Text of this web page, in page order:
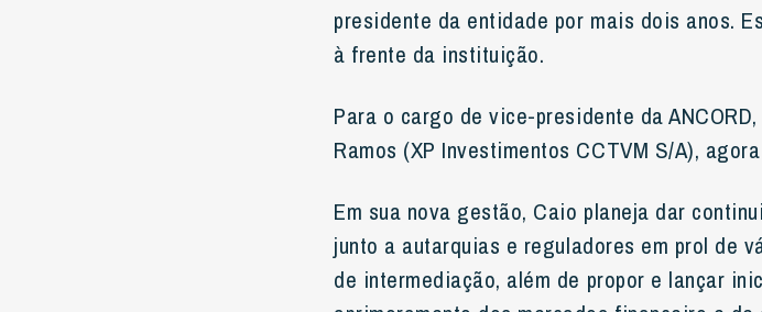
presidente da entidade por mais dois anos.
à frente da instituição.
Para o cargo de vice-presidente da
Ramos (XP Investimentos CCTVM S/A),
Em sua nova gestão, Caio planeja dar
junto a autarquias e reguladores em prol de
de intermediação, além de propor e lançar